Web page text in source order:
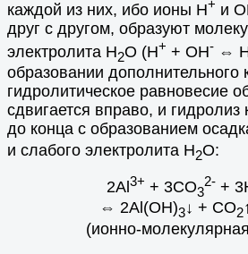
каждой из них, ибо ионы Н+ и
друг с другом, образуют
электролита Н2О (Н+ + ОН- ⇔
образовании дополнительного
гидролитическое равновесие
сдвигается вправо, и
до конца с образованием
и слабого электролита H2О:
2Al3+ + 3СO3
2-+
⇔ 2Al(OH)3↓ + СО2
(ионно-